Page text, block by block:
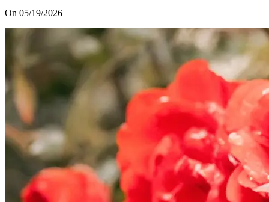
On 05/19/2026